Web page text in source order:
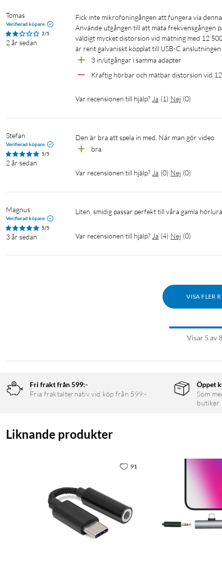
Tomas
Verifierad köpare
2/5
2 år sedan
Fick inte mikrofoningången att fungera via denna till min laptop ASUS Vivobook X1505.
Använde utgången till att mäta frekvensgången
väldigt mycket distorsion vid mätning med 12
är rent galvaniskt kopplat till USB-C
3 in/utgångar i samma adapter
Kraftig hörbar och mätbar distorsion vid
Var recensionen till hjälp? Ja (1) Nej (0)
Stefan
Verifierad köpare
5/5
2 år sedan
Den är bra att spela in med. När man gör video
bra
Var recensionen till hjälp? Ja (0) Nej (0)
Magnus
Verifierad köpare
5/5
3 år sedan
Liten, smidig passar perfekt till våra gamla
Var recensionen till hjälp? Ja (4) Nej (0)
VISA FLER
Visar 5 av
Fri frakt från 599:-
Fria fraktalternativ vid köp från 599:-
Öppet
Som
butiker
Liknande produkter
91